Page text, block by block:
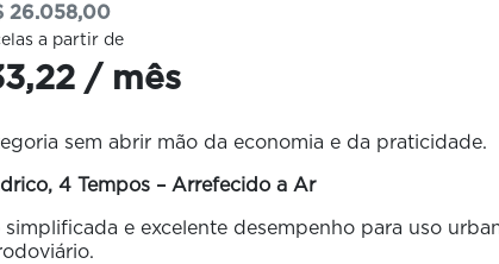
26.058,00
a partir de
/ mês
sem abrir mão da economia e da praticidade.
4 Tempos – Arrefecido a Ar
e excelente desempenho para uso